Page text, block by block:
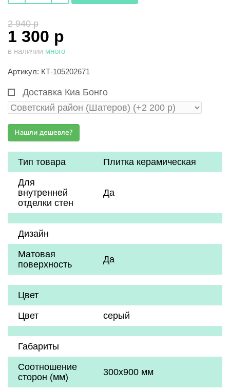
2 940 р
1 300 р
в наличии много
Артикул: КТ-105202671
Доставка Киа Бонго
Тип товара
Плитка керамическая
Для
внутренней
отделки стен
Да
Дизайн
Матовая
поверхность
Да
Цвет
Цвет
серый
Габариты
Соотношение
сторон (мм)
300x900 мм